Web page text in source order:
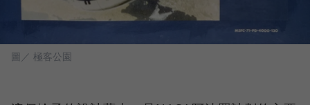
圖／ 極客公園